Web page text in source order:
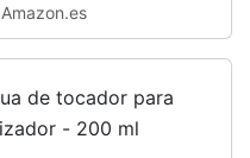
Amazon.es
de tocador para
- 200 ml